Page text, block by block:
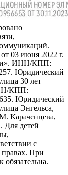
03 июня 2022 г.
ИНН/КПП:
Юридический
30 лет
КПП:
Юридический
Энгельса,
Караченцева,
Для детей
с
правах. При
обязательна.